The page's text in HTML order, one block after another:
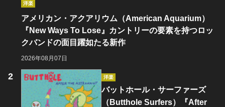
洋楽
アメリカン・アクアリウム（American Aquarium）
『New Ways To Lose』カントリーの要素を持つロッ
クバンドの面目躍如たる新作
2026年08月07日
洋楽
バットホール・サーファーズ
（Butthole Surfers）『After